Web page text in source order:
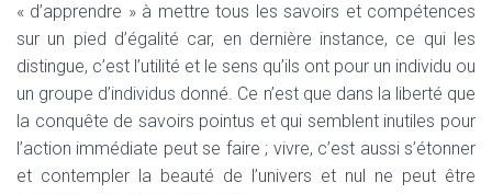
« d’apprendre » à mettre tous les savoirs et compétences
sur un pied d’égalité car, en dernière instance, ce qui les
distingue, c’est l’utilité et le sens qu’ils ont pour un individu ou
un groupe d’individus donné. Ce n’est que dans la liberté que
la conquête de savoirs pointus et qui semblent inutiles pour
l’action immédiate peut se faire ; vivre, c’est aussi s’étonner
et contempler la beauté de l’univers et nul ne peut être